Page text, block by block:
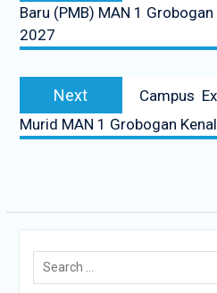
Baru (PMB) MAN 1
2027
Next
Campus
Murid MAN 1 Grobogan